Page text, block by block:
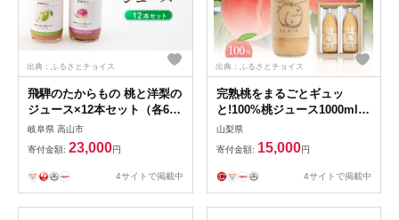
出典：ふるさとチョイス
飛騨のたからもの 桃と洋梨の
ジュース×12本セット（各6本
ずつ）| 農家の果物 桃 梨 フ
ルーツ 飲みやすい ジュース
フレッシュ おいしい 減農薬
寺田農園 BN012
岐阜県 高山市
寄付金額: 23,000円
4サイトで掲載中
出典：ふるさとチョイス
完熟桃をまるごとギュッ
と!100%桃ジュース1000ml 2
本セット【1203886】
山梨県
寄付金額: 15,000円
4サイトで掲載中